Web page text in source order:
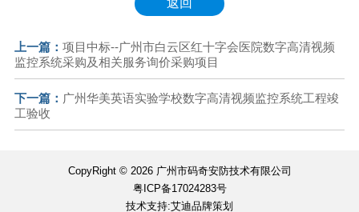
返回
上一篇： 项目中标--广州市白云区红十字会医院数字高清视频
监控系统采购及相关服务询价采购项目
下一篇： 广州华美英语实验学校数字高清视频监控系统工程竣
工验收
CopyRight © 2026 广州市码奇安防技术有限公司
粤ICP备17024283号
技术支持:艾迪品牌策划